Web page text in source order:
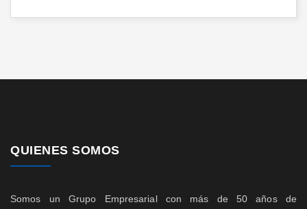
QUIENES SOMOS
Somos un Grupo Empresarial con más de 50 años de